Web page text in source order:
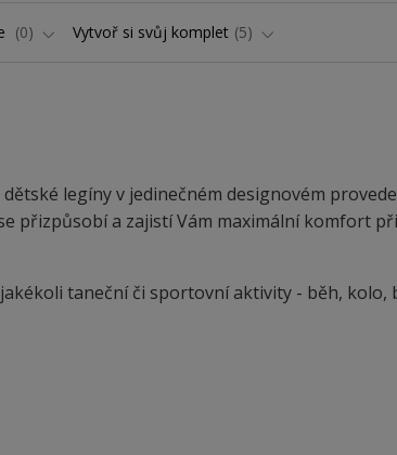
0 Vytvoř si svůj komplet 5
dětské legíny v jedinečném designovém
přizpůsobí a zajistí Vám maximální komfort
jakékoli taneční či sportovní aktivity - běh, kolo,